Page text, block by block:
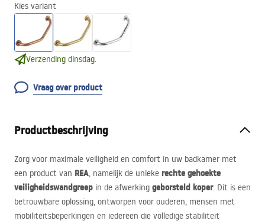
Kies variant
Verzending dinsdag.
Vraag over product
Productbeschrijving
Zorg voor maximale veiligheid en comfort in uw badkamer met
een product van REA, namelijk de unieke rechte gehoekte
veiligheidswandgreep in de afwerking geborsteld koper. Dit is een
betrouwbare oplossing, ontworpen voor ouderen, mensen met
mobiliteitsbeperkingen en iedereen die volledige stabiliteit